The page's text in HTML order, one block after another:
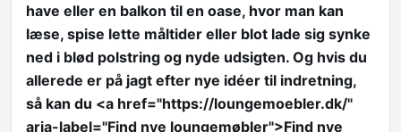
have eller en balkon til en oase, hvor man kan
læse, spise lette måltider eller blot lade sig synke
ned i blød polstring og nyde udsigten. Og hvis du
allerede er på jagt efter nye idéer til indretning,
så kan du <a href="https://loungemoebler.dk/"
aria-label="Find nye loungemøbler">Find nye